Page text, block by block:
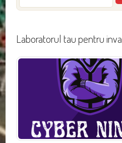
Laboratorul tau pentru